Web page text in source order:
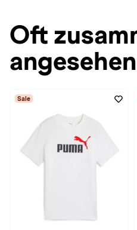
Oft
angesehen
Sale